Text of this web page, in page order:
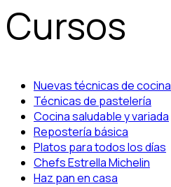
Cursos
Nuevas técnicas de cocina
Técnicas de pastelería
Cocina saludable y variada
Repostería básica
Platos para todos los días
Chefs Estrella Michelin
Haz pan en casa